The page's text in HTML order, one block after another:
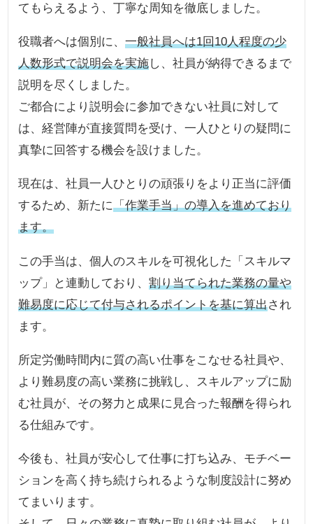
てもらえるよう、丁寧な周知を徹底しました。
役職者へは個別に、一般社員へは1回10人程度の少
人数形式で説明会を実施し、社員が納得できるまで
説明を尽くしました。
ご都合により説明会に参加できない社員に対して
は、経営陣が直接質問を受け、一人ひとりの疑問に
真摯に回答する機会を設けました。
現在は、社員一人ひとりの頑張りをより正当に評価
するため、新たに「作業手当」の導入を進めており
ます。
この手当は、個人のスキルを可視化した「スキルマ
ップ」と連動しており、割り当てられた業務の量や
難易度に応じて付与されるポイントを基に算出され
ます。
所定労働時間内に質の高い仕事をこなせる社員や、
より難易度の高い業務に挑戦し、スキルアップに励
む社員が、その努力と成果に見合った報酬を得られ
る仕組みです。
今後も、社員が安心して仕事に打ち込み、モチベー
ションを高く持ち続けられるような制度設計に努め
てまいります。